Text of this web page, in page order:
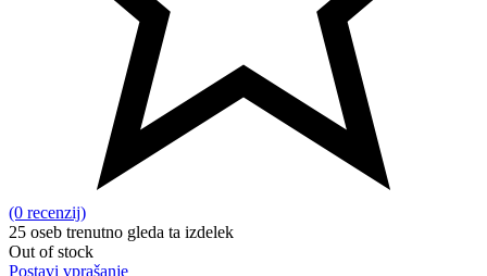
(0 recenzij)
25 oseb trenutno gleda ta izdelek
Out of stock
Postavi vprašanje